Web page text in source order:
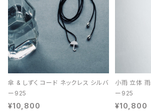
傘 & しずく コード ネックレス シルバ
ー925
¥10,800
小雨 立体 雨
ー925
¥10,800